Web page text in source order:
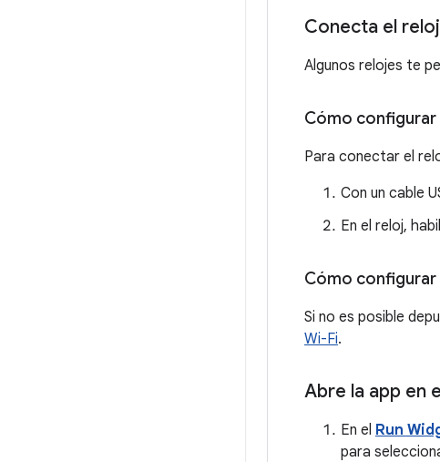
Conecta el
Algunos relojes te
Cómo configurar
Para conectar el
Con un cable
En el reloj,
Cómo configurar
Si no es posible
Wi-Fi.
Abre la app en
En el Run
para